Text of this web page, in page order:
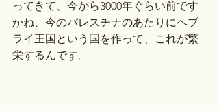
ってきて、今から3000年ぐらい前です
かね、今のパレスチナのあたりにヘブ
ライ王国という国を作って、これが繁
栄するんです。